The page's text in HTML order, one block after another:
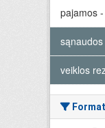
pajamos -
sąnaudos
veiklos